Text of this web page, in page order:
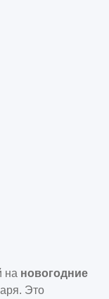
на новогодние
Это